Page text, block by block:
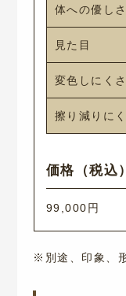
体への優しさ
見た目
変色しにくさ
擦り減りに
99,000円
※別途、印象、